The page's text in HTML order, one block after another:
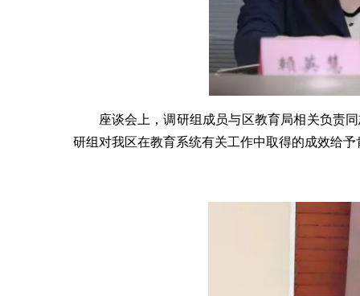
座谈会上，调研组成员与区教育局相关负责
研组对我区在教育系统有关工作中取得的成效给